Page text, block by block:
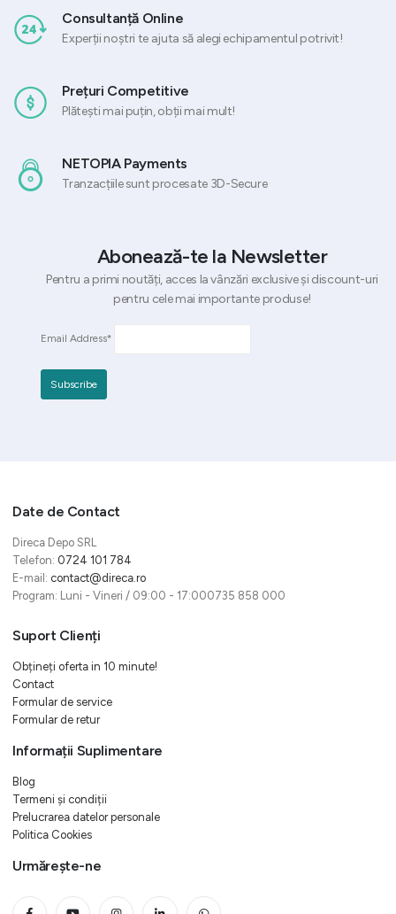
Consultanță Online
Experții noștri te ajuta să alegi echipamentul potrivit!
Prețuri Competitive
Plătești mai puțin, obții mai mult!
NETOPIA Payments
Tranzacțiile sunt procesate 3D-Secure
Abonează-te la Newsletter
Pentru a primi noutăți, acces la vânzări exclusive și discount-uri
pentru cele mai importante produse!
Email Address*
Date de Contact
Direca Depo SRL
Telefon: 0724 101 784
E-mail: contact@direca.ro
Program: Luni - Vineri / 09:00 - 17:000735 858 000
Suport Clienți
Obțineți oferta in 10 minute!
Contact
Formular de service
Formular de retur
Informații Suplimentare
Blog
Termeni și condiții
Prelucrarea datelor personale
Politica Cookies
Urmărește-ne